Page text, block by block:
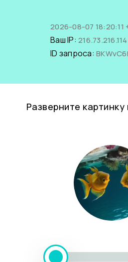
2026-08-07 18:20:11
Ваш IP: 216.73.216.114
ID запроса:
Разверните